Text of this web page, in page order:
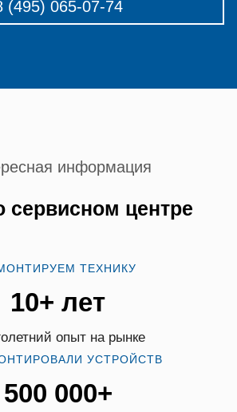
(495) 065-07-74
информация
сервисном центре
ТЕХНИКУ
10+ лет
опыт на рынке
УСТРОЙСТВ
500 000+